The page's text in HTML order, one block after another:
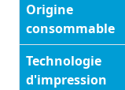
Origine
consommable
Technologie
d'impression